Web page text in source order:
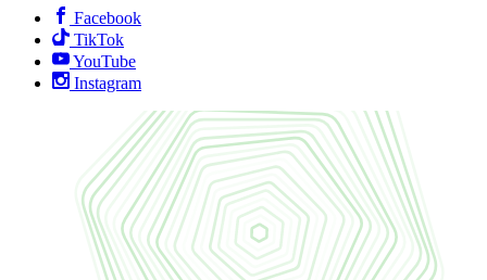
Facebook
TikTok
YouTube
Instagram